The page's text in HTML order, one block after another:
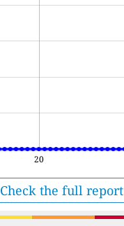
20
Check the full report